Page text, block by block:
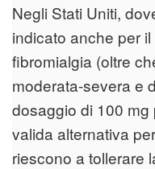
Negli Stati Uniti,
indicato anche per
fibromialgia (oltre
moderata-severa e
dosaggio di 100
valida alternativa
riescono a tollerare